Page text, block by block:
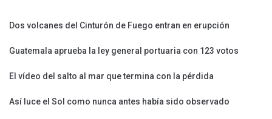
Dos volcanes del Cinturón de Fuego entran en erupción
Guatemala aprueba la ley general portuaria con 123 votos
El vídeo del salto al mar que termina con la pérdida
Así luce el Sol como nunca antes había sido observado